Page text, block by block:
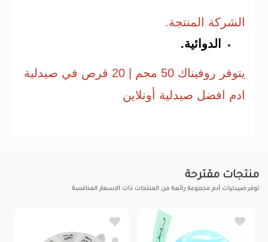
الشركة المنتجة.
الدوائية.
يتوفر روفين
اك 50 مجم | 20 قرص في صيدلية
ادم افضل صيدلية أونلاين
منتجات مقترحة
توفر صيدليات آدم مجموعة رائعة من المنتجات ذات الاسعار المنافسة